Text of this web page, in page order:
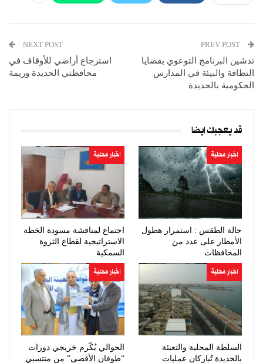
تدشين البرنامج التوعوي بقضايا
النظافة والبيئة في المدارس
الحكومية بالحديدة
NEXT POST
استرجاع أراضي للأوقاف في
محافظتي الحديدة وريمة
قد يعجبك ايضا
اخبار محلية
حالة الطقس : استمرار هطول
الأمطار على عدد من
المحافظات
اخبار محلية
اجتماع لمناقشة مسودة الخطة
الاستراتيجية لقطاع الثروة
السمكية
اخبار محلية
السلطة المحلية والتعبئة
بالحديدة تُباركان عمليات
اخبار محلية
الحوالي يُكّرم خريجي دورات
“طوفان الأقصى” من منتسبي